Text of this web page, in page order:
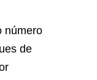
número
de